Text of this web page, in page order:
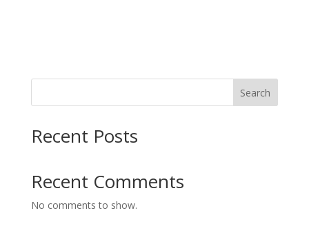
Search
Recent Posts
Recent Comments
No comments to show.